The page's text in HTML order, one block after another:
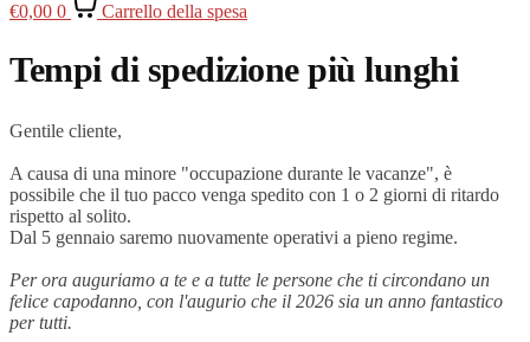
€0,00 0 Carrello della spesa
Tempi di spedizione più lunghi
Gentile cliente,
A causa di una minore "occupazione durante le vacanze", è
possibile che il tuo pacco venga spedito con 1 o 2 giorni di ritardo
rispetto al solito.
Dal 5 gennaio saremo nuovamente operativi a pieno regime.
Per ora auguriamo a te e a tutte le persone che ti circondano un
felice capodanno, con l'augurio che il 2026 sia un anno fantastico
per tutti.